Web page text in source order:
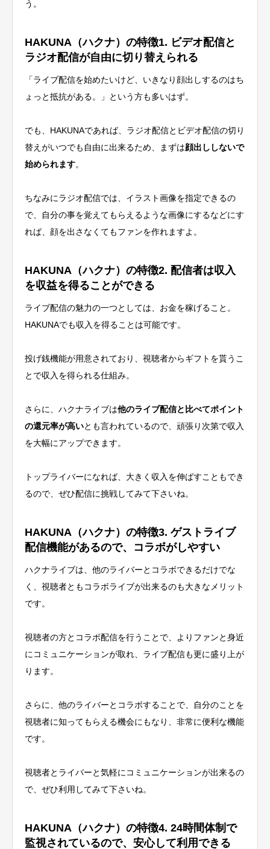
う。
HAKUNA（ハクナ）の特徴1. ビデオ配信と
ラジオ配信が自由に切り替えられる
「ライブ配信を始めたいけど、いきなり顔出しするのはち
ょっと抵抗がある。」という方も多いはず。
でも、HAKUNAであれば、ラジオ配信とビデオ配信の切り
替えがいつでも自由に出来るため、まずは顔出ししないで
始められます。
ちなみにラジオ配信では、イラスト画像を指定できるの
で、自分の事を覚えてもらえるような画像にするなどにす
れば、顔を出さなくてもファンを作れますよ。
HAKUNA（ハクナ）の特徴2. 配信者は収入
を収益を得ることができる
ライブ配信の魅力の一つとしては、お金を稼げること。
HAKUNAでも収入を得ることは可能です。
投げ銭機能が用意されており、視聴者からギフトを貰うこ
とで収入を得られる仕組み。
さらに、ハクナライブは他のライブ配信と比べてポイント
の還元率が高いとも言われているので、頑張り次第で収入
を大幅にアップできます。
トップライバーになれば、大きく収入を伸ばすこともでき
るので、ぜひ配信に挑戦してみて下さいね。
HAKUNA（ハクナ）の特徴3. ゲストライブ
配信機能があるので、コラボがしやすい
ハクナライブは、他のライバーとコラボできるだけでな
く、視聴者ともコラボライブが出来るのも大きなメリット
です。
視聴者の方とコラボ配信を行うことで、よりファンと身近
にコミュニケーションが取れ、ライブ配信も更に盛り上が
ります。
さらに、他のライバーとコラボすることで、自分のことを
視聴者に知ってもらえる機会にもなり、非常に便利な機能
です。
視聴者とライバーと気軽にコミュニケーションが出来るの
で、ぜひ利用してみて下さいね。
HAKUNA（ハクナ）の特徴4. 24時間体制で
監視されているので、安心して利用できる